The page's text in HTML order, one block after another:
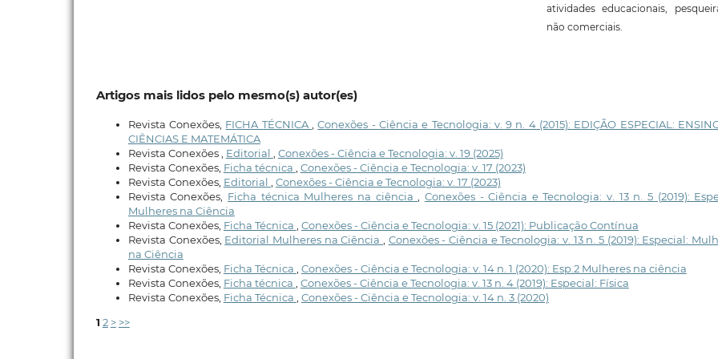
atividades educacionais,
não comerciais.
Artigos mais lidos pelo mesmo(s) autor(es)
Revista Conexões, FICHA TÉCNICA,Conexões - Ciência e Tecnologia: v. 9 n. 4 (2015): EDIÇÃO ESPECIAL:
CIÊNCIAS E MATEMÁTICA
Revista Conexões , Editorial , Conexões - Ciência e Tecnologia: v. 19 (2025)
Revista Conexões, Ficha técnica , Conexões - Ciência e Tecnologia: v. 17 (2023)
Revista Conexões, Editorial , Conexões - Ciência e Tecnologia: v. 17 (2023)
Revista Conexões, Ficha técnica Mulheres na ciência, Conexões - Ciência e Tecnologia: v. 13 n. 5 (2019):
Mulheres na Ciência
Revista Conexões, Ficha Técnica , Conexões - Ciência e Tecnologia: v. 15 (2021): Publicação Contínua
Revista Conexões, Editorial Mulheres na Ciência , Conexões - Ciência e Tecnologia: v. 13 n. 5 (2019): Especial:
na Ciência
Revista Conexões, Ficha Técnica , Conexões - Ciência e Tecnologia: v. 14 n. 1 (2020): Esp.2 Mulheres na ciência
Revista Conexões, Ficha técnica , Conexões - Ciência e Tecnologia: v. 13 n. 4 (2019): Especial: Física
Revista Conexões, Ficha Técnica , Conexões - Ciência e Tecnologia: v. 14 n. 3 (2020)
1 2 > >>